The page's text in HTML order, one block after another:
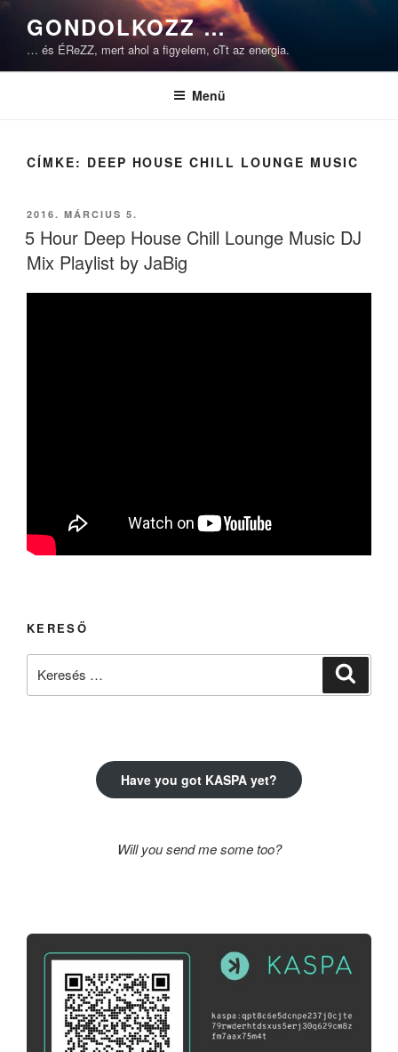
Tartalomhoz
GONDOLKOZZ …
… és ÉReZZ, mert ahol a figyelem, oTt az energia.
Menü
CÍMKE: DEEP HOUSE CHILL LOUNGE MUSIC
BEKÜLDVE:
2016. MÁRCIUS 5.
5 Hour Deep House Chill Lounge Music DJ
Mix Playlist by JaBig
KERESŐ
Have you got KASPA yet?
Will you send me some too?